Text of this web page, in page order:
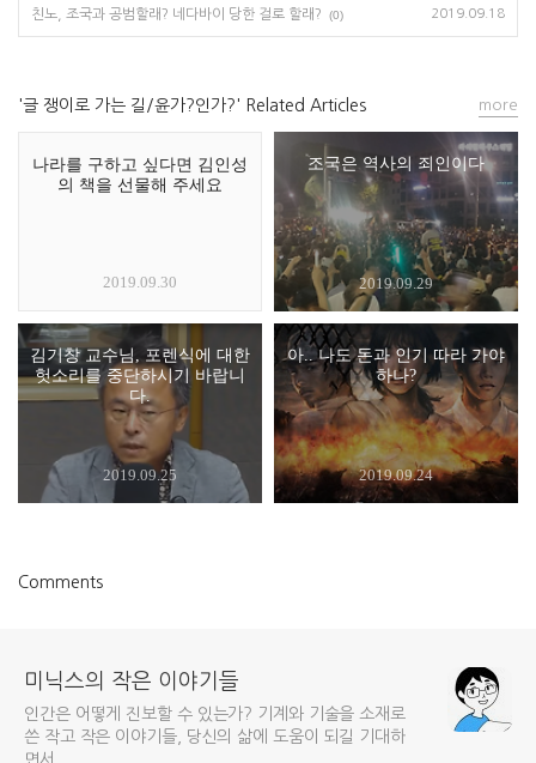
친노, 조국과 공범할래? 네다바이 당한 걸로 할래? (0) 2019.09.18
'글 쟁이로 가는 길/윤가?인가?' Related Articles
나라를 구하고 싶다면 김인성
의 책을 선물해 주세요
2019.09.30
조국은 역사의 죄인이다
2019.09.29
김기창 교수님, 포렌식에 대한
헛소리를 중단하시기 바랍니
다.
2019.09.25
아.. 나도 돈과 인기 따라 가야
하나?
2019.09.24
more
Comments
미닉스의 작은 이야기들
인간은 어떻게 진보할 수 있는가? 기계와 기술을 소재로
쓴 작고 작은 이야기들, 당신의 삶에 도움이 되길 기대하
면서...